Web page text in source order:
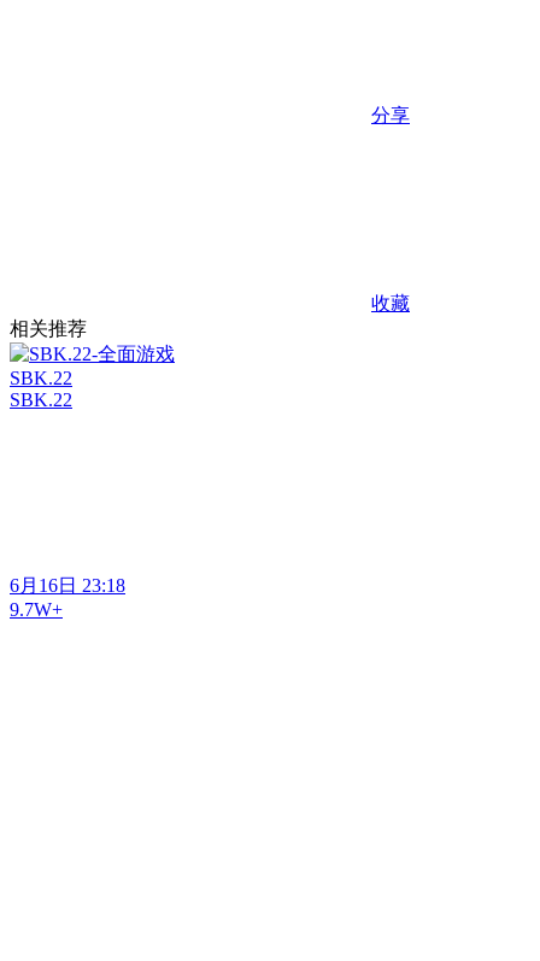
分享
收藏
相关推荐
SBK.22
SBK.22
6月16日 23:18
9.7W+